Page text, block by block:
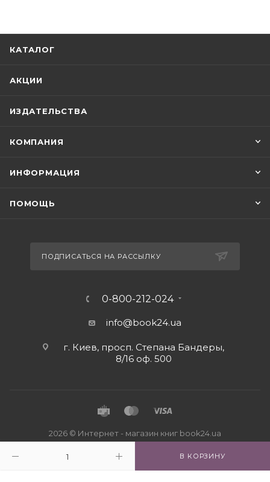
В КОРЗИНУ
КАТАЛОГ
АКЦИИ
ИЗДАТЕЛЬСТВА
КОМПАНИЯ
ИНФОРМАЦИЯ
ПОМОЩЬ
ПОДПИСАТЬСЯ НА РАССЫЛКУ
0-800-212-024
info@book24.ua
г. Киев, просп. Степана Бандеры,
8/16 оф. 500
2026 © Интернет - магазин книг book24.ua